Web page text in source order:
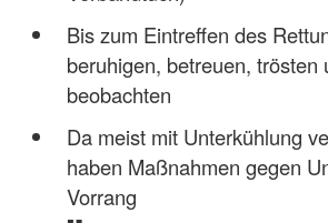
Bis zum Eintreffen des
beruhigen, betreuen, trösten
beobachten
Da meist mit Unterkühlung
haben Maßnahmen gegen
Vorrang